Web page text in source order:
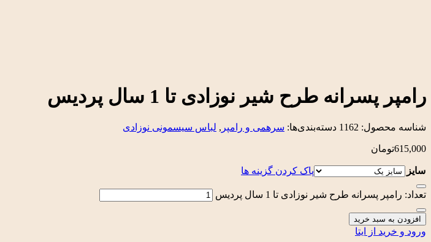
رامپر پسرانه طرح شیر نوزادی تا 1 سال پردیس
شناسه محصول: 1162 دسته‌بندی‌ها: سرهمی و رامپر , لباس سیسمونی نوزادی
615,000تومان
سایز پاک کردن گزینه ها
تعداد: رامپر پسرانه طرح شیر نوزادی تا 1 سال پردیس
افزودن به سبد خرید
ورود و خرید از ایتا